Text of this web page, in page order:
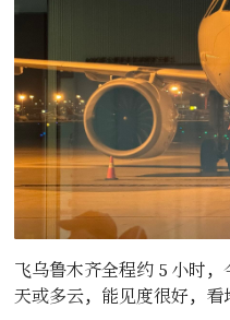
飞乌鲁木齐全程约 5 小时
天或多云，能见度很好，看